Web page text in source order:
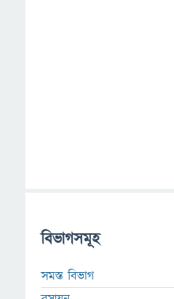
বিভাগসমূহ
সমস্ত বিভাগ